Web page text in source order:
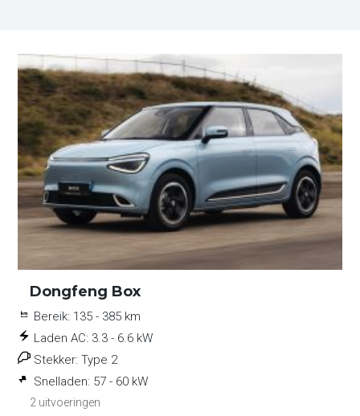
Dongfeng Box
Bereik: 135 - 385 km
Laden AC: 3.3 - 6.6 kW
Stekker: Type 2
Snelladen: 57 - 60 kW
2 uitvoeringen